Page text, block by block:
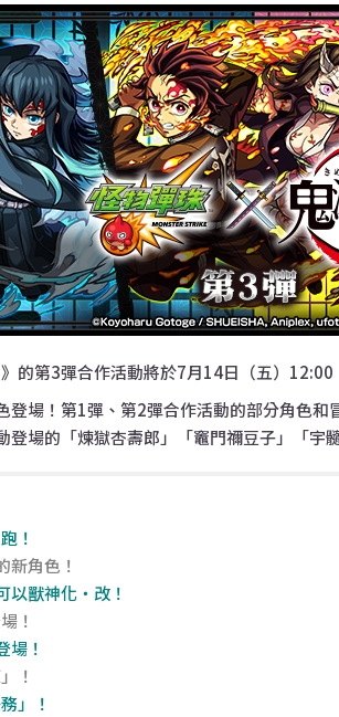
的第3彈合作活動將於7月14日（五）12:00
登場！第1彈、第2彈合作活動的部分角色和
登場的「煉獄杏壽郎」「竈門禰豆子」「宇
！
新角色！
以獸神化・改！
！
場！
！
」！